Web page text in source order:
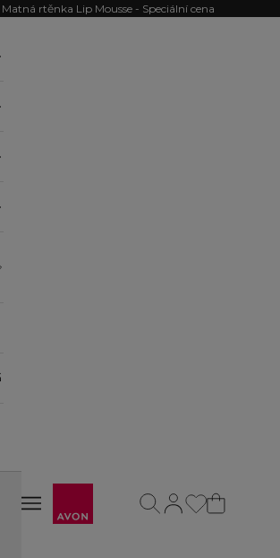
Matná rtěnka Lip Mousse - Speciální cena
Otevřít navigační menu
Otevřít navigační menu
Otevřít stránku
Otevřít vyhledávání